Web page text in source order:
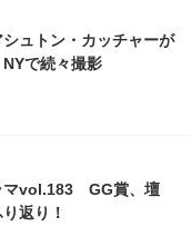
ュトン・カッチャーが
で続々撮影
マvol.183 GG賞、壇
返り！